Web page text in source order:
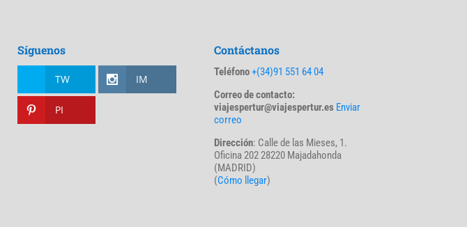
Síguenos
TW IM
PI
Contáctanos
Teléfono+(34)91 551 64 04
Correo de contacto:
viajespertur@viajespertur.es Enviar
correo
Dirección: Calle de las Mieses, 1.
Oficina 202 28220 Majadahonda
(MADRID)
(Cómo llegar)